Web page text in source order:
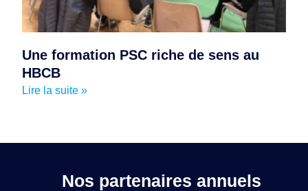
Une formation PSC riche de sens au
HBCB
Lire la suite »
Nos partenaires annuels